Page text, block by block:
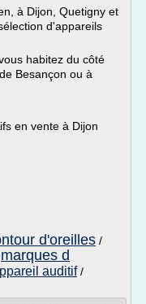
à Dijon, Quetigny et
d'appareils
habitez du côté
Besançon ou à
en vente à Dijon
d'oreilles /
marques d
auditif/